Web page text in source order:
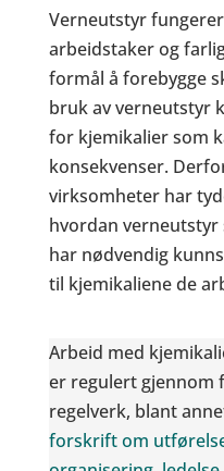
Verneutstyr
arbeidstaker og
formål å forebygge
bruk av verneutstyr
for kjemikalier som
konsekvenser.
virksomheter har
hvordan verneutstyr
har nødvendig
til kjemikaliene de
Arbeid med
er regulert gjennom
regelverk, blant
forskrift om